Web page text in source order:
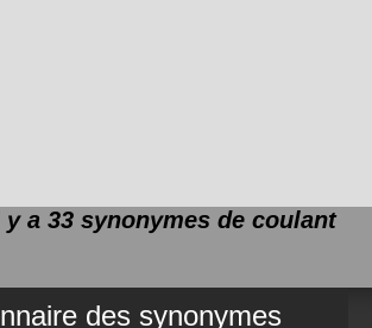
y a 33 synonymes de coulant
des synonymes